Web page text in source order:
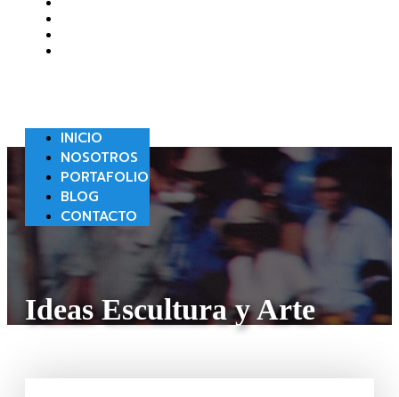
INICIO
NOSOTROS
PORTAFOLIO
BLOG
CONTACTO
Ideas Escultura y Arte